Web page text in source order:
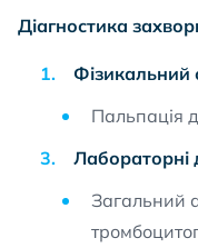
Діагностика
Фізикальний
Пальпація
Лабораторні
Загальний